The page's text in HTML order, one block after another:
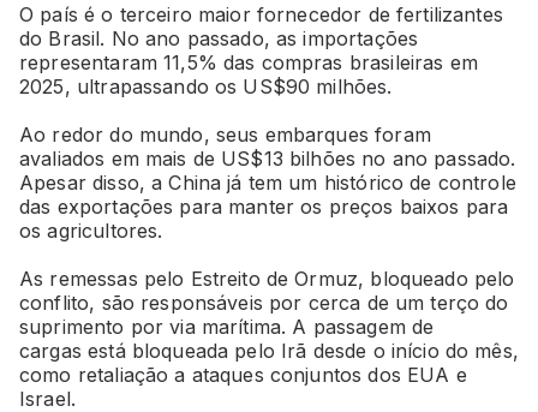
O país é o terceiro maior fornecedor de fertilizantes
do Brasil. No ano passado, as importações
representaram 11,5% das compras brasileiras em
2025, ultrapassando os US$90 milhões.
Ao redor do mundo, seus embarques foram
avaliados em mais de US$13 bilhões no ano passado.
Apesar disso, a China já tem um histórico de controle
das exportações para manter os preços baixos para
os agricultores.
As remessas pelo Estreito de Ormuz, bloqueado pelo
conflito, são responsáveis por cerca de um terço do
suprimento por via marítima. A passagem de
cargas está bloqueada pelo Irã desde o início do mês,
como retaliação a ataques conjuntos dos EUA e
Israel.